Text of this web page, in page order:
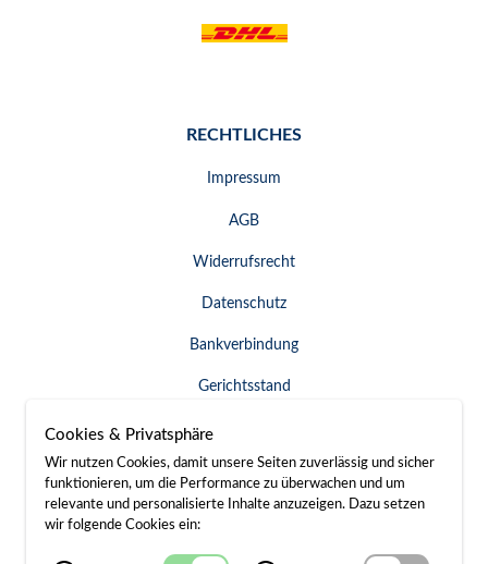
RECHTLICHES
Impressum
AGB
Widerrufsrecht
Datenschutz
Bankverbindung
Gerichtsstand
Widerruf erklären
SERVICE & KONTAKT
Cookies & Privatsphäre
Wir nutzen Cookies, damit unsere Seiten zuverlässig und sicher
funktionieren, um die Performance zu überwachen und um
relevante und personalisierte Inhalte anzuzeigen. Dazu setzen
wir folgende Cookies ein: